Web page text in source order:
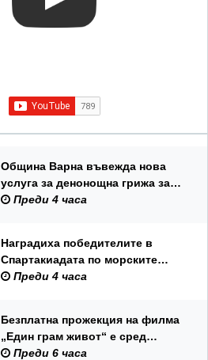
Община Варна въвежда нова
услуга за денонощна грижа за
възрастни хора и лица с трайни
Преди 4 часа
Наградиха победителите в
Спартакиадата по морските
спортове на Военноморските
Преди 4 часа
Безплатна прожекция на филма
„Един грам живот“ е сред
събитията за Международния
Преди 6 часа